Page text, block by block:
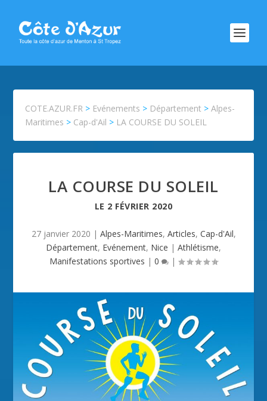
COTE.AZUR.FR > Evénements > Département >Alpes-
Maritimes > Cap-d'Ail > LA COURSE DU SOLEIL
LA COURSE DU SOLEIL
LE 2 FÉVRIER 2020
27 janvier 2020 | Alpes-Maritimes, Articles, Cap-d'Ail,
Département, Evénement, Nice | Athlétisme,
Manifestations sportives | 0 |